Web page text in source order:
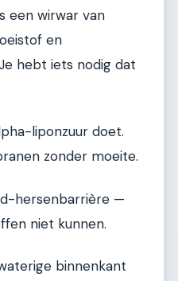
een wirwar van
en
hebt iets nodig dat
liponzuur doet.
zonder moeite.
hersenbarrière —
niet kunnen.
binnenkant